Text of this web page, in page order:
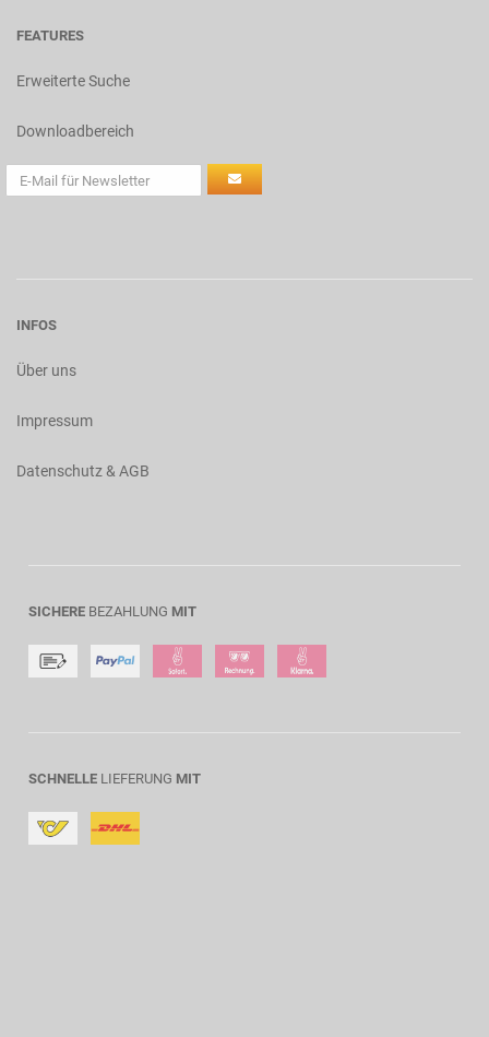
FEATURES
Erweiterte Suche
Downloadbereich
INFOS
Über uns
Impressum
Datenschutz & AGB
SICHERE BEZAHLUNG MIT
SCHNELLE LIEFERUNG MIT